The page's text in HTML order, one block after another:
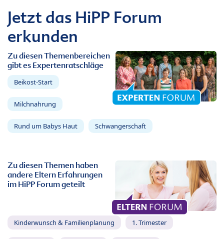
Jetzt das HiPP Forum
erkunden
Zu diesen Themenbereichen
gibt es Expertenratschläge
Beikost-Start
Milchnahrung
Rund um Babys Haut Schwangerschaft
Zu diesen Themen haben
andere Eltern Erfahrungen
im HiPP Forum geteilt
Kinderwunsch & Familienplanung 1. Trimester